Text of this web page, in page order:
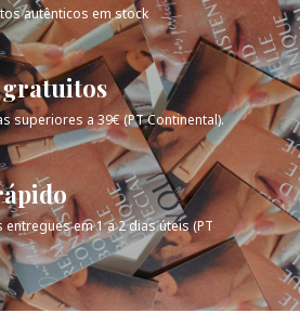
autênticos em stock
superiores a 39€ (PT Continental).
entregues em 1 a 2 dias úteis (PT